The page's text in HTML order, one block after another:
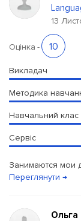
13
Оцінка - 10
Викладач
Методика
Навчальний клас
Сервіс
Занимаются мои
Переглянути →
Ольга